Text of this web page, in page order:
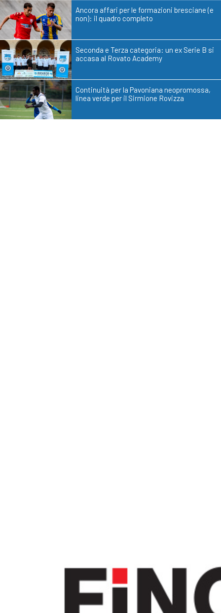
Ancora affari per le formazioni bresciane (e
non): il quadro completo
Seconda e Terza categoria: un ex Serie B si
accasa al Rovato Academy
Continuità per la Pavoniana neopromossa,
linea verde per il Sirmione Rovizza